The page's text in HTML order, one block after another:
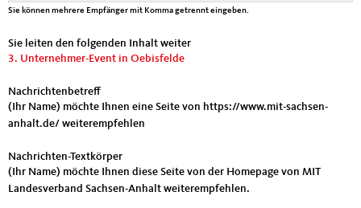
Sie können mehrere Empfänger mit Komma getrennt eingeben.
Sie leiten den folgenden Inhalt weiter
3. Unternehmer-Event in Oebisfelde
Nachrichtenbetreff
(Ihr Name) möchte Ihnen eine Seite von https://www.mit-sachsen-
anhalt.de/ weiterempfehlen
Nachrichten-Textkörper
(Ihr Name) möchte Ihnen diese Seite von der Homepage von MIT
Landesverband Sachsen-Anhalt weiterempfehlen.